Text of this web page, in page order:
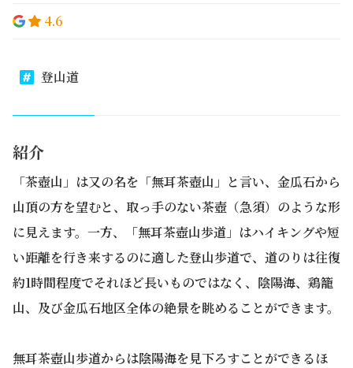
4.6
登山道
紹介
「茶壺山」は又の名を「無耳茶壺山」と言い、金瓜石から
山頂の方を望むと、取っ手のない茶壺（急須）のような形
に見えます。一方、「無耳茶壺山歩道」はハイキングや短
い距離を行き来するのに適した登山歩道で、道のりは往復
約1時間程度でそれほど長いものではなく、陰陽海、鶏籠
山、及び金瓜石地区全体の絶景を眺めることができます。
無耳茶壺山歩道からは陰陽海を見下ろすことができるほ